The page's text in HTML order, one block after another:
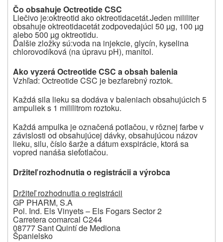
Čo obsahuje Octreotide CSC
Liečivo je:oktreotid ako oktreotidacetát.Jeden mililiter
obsahuje oktreotidacetát zodpovedajúci 50 µg, 100 µg
alebo 500 µg oktreotidu.
Ďalšie zložky sú:voda na injekcie, glycín, kyselina
chlorovodíková (na úpravu pH), manitol.
Ako vyzerá Octreotide CSC a obsah balenia
Vzhľad: Octreotide CSC je bezfarebný roztok.
Každá sila lieku sa dodáva v baleniach obsahujúcich 5
ampuliek s 1 mililitrom roztoku.
Každá ampulka je označená potlačou, v rôznej farbe v
závislosti od obsahujúcej dávky, obsahujúcou názov
lieku, silu, číslo šarže a dátum exspirácie, ktorá sa
vopred nanáša sieťotlačou.
Držiteľ rozhodnutia o registrácii a výrobca
Držiteľ rozhodnutia o registrácii
GP PHARM, S.A
Pol. Ind. Els Vinyets – Els Fogars Sector 2
Carretera comarcal C244
08777 Sant Quintí de Mediona
Španielsko